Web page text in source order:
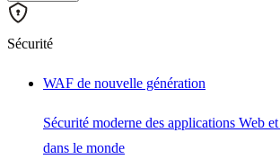
Sécurité
WAF de nouvelle génération
Sécurité moderne des applications Web
dans le monde